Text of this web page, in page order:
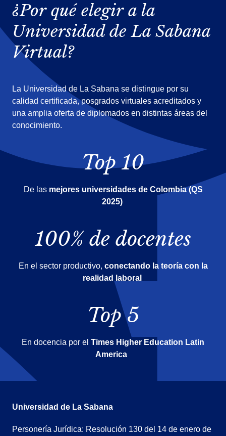
¿Por qué elegir a la
Universidad de La Sabana
Virtual?
La Universidad de La Sabana se distingue por su
calidad certificada, posgrados virtuales acreditados y
una amplia oferta de diplomados en distintas áreas del
conocimiento.
Top 10
De las mejores universidades de Colombia (QS
2025)
100% de docentes
En el sector productivo, conectando la teoría con la
realidad laboral
Top 5
En docencia por el Times Higher Education Latin
America
Universidad de La Sabana
Personería Jurídica: Resolución 130 del 14 de enero de